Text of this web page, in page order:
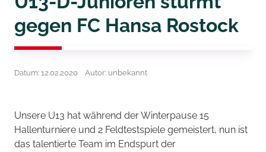
gegen FC Hansa Rostock
Datum: 12.02.2020 Autor: unbekannt
Unsere U13 hat während der Winterpause 15
Hallenturniere und 2 Feldtestspiele gemeistert, nun ist
das talentierte Team im Endspurt der